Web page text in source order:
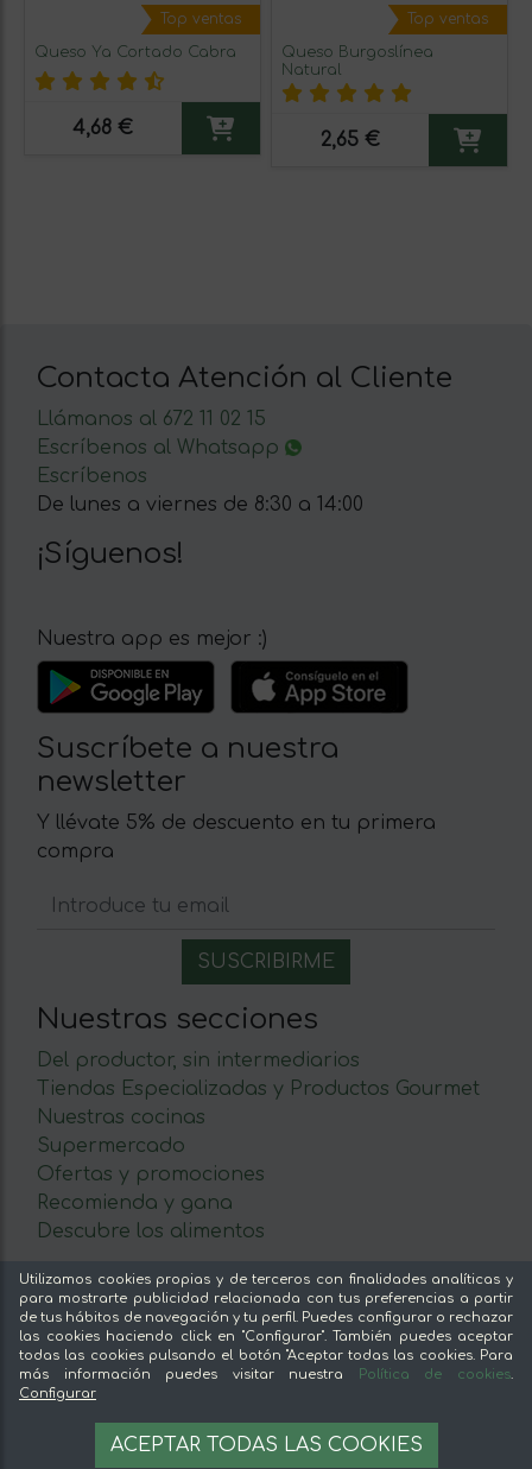
Top ventas
Queso Ya Cortado Cabra
4,68 €
Top ventas
Queso Burgoslínea
Natural
2,65 €
Contacta Atención al Cliente
Llámanos al 672 11 02 15
Escríbenos al Whatsapp
Escríbenos
De lunes a viernes de 8:30 a 14:00
¡Síguenos!
Nuestra app es mejor :)
Suscríbete a nuestra
newsletter
Y llévate 5% de descuento en tu primera
compra
Nuestras secciones
Del productor, sin intermediarios
Tiendas Especializadas y Productos Gourmet
Nuestras cocinas
Supermercado
Ofertas y promociones
Recomienda y gana
Descubre los alimentos
Sobre mentta
Ventajas de comprar comida online en mentta
Conoce mentta
Blog de mentta
Vende en mentta
Fidelización
Preguntas frecuentes
Utilizamos cookies propias y de terceros con finalidades analíticas y
para mostrarte publicidad relacionada con tus preferencias a partir
de tus hábitos de navegación y tu perfil. Puedes configurar o rechazar
las cookies haciendo click en "Configurar". También puedes aceptar
todas las cookies pulsando el botón "Aceptar todas las cookies. Para
más información puedes visitar nuestra
Política de cookies.
Configurar
ACEPTAR TODAS LAS COOKIES